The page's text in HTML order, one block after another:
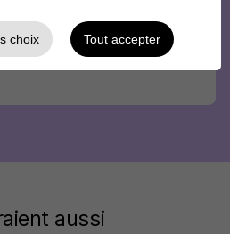
aussi
choix Tout accepter